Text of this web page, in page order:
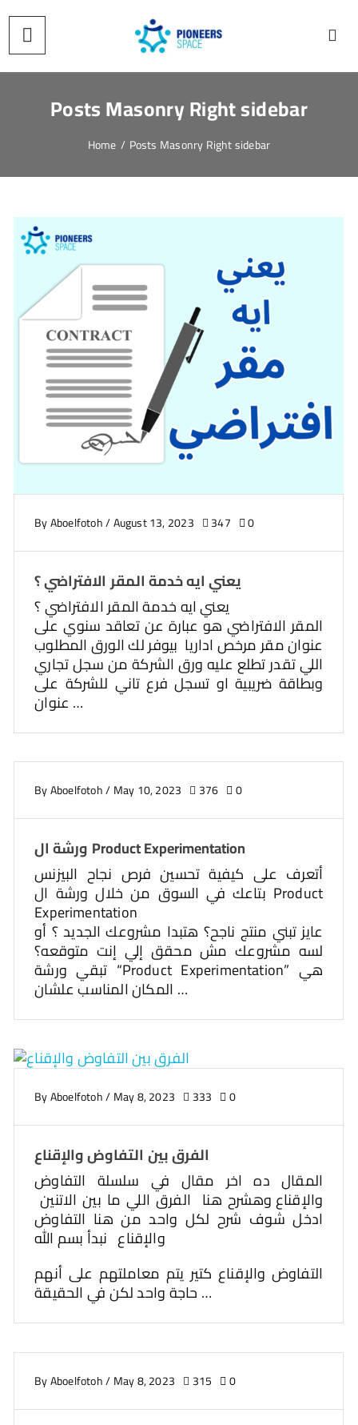
Posts Masonry Right sidebar
Home / Posts Masonry Right sidebar
ByAboelfotoh/August 13, 2023 347 0
يعني ايه خدمة المقر الافتراضي ؟
يعني ايه خدمة المقر الافتراضي ؟
المقر الافتراضي هو عبارة عن تعاقد سنوي على
عنوان مقر مرخص اداريا بيوفر لك الورق المطلوب
اللي تقدر تطلع عليه ورق الشركة من سجل تجاري
وبطاقة ضريبية او تسجل فرع تاني للشركة على
عنوان …
ByAboelfotoh/May 10, 2023 376 0
ورشة ال Product Experimentation
أتعرف على كيفية تحسين فرص نجاح البيزنس
بتاعك في السوق من خلال ورشة ال Product
Experimentation
عايز تبني منتج ناجح؟ هتبدا مشروعك الجديد ؟ أو
لسه مشروعك مش محقق إلي إنت متوقعه؟
تبقي ورشة “Product Experimentation” هي
المكان المناسب علشان …
ByAboelfotoh/May 8, 2023 333 0
الفرق بين التفاوض والإقناع
المقال ده اخر مقال في سلسلة التفاوض
والإقناع وهشرح هنا الفرق اللي ما بين الاتنين
ادخل شوف شرح لكل واحد من هنا التفاوض
التفاوض والإقناع كتير يتم معاملتهم على أنهم
حاجة واحد لكن في الحقيقة …
ByAboelfotoh/May 8, 2023 315 0